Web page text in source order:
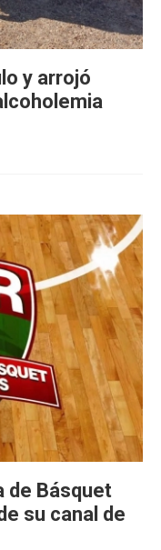
y arrojó
de Básquet
su canal de